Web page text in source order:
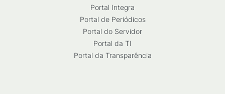
Portal Integra
Portal de Periódicos
Portal do Servidor
Portal da TI
Portal da Transparência